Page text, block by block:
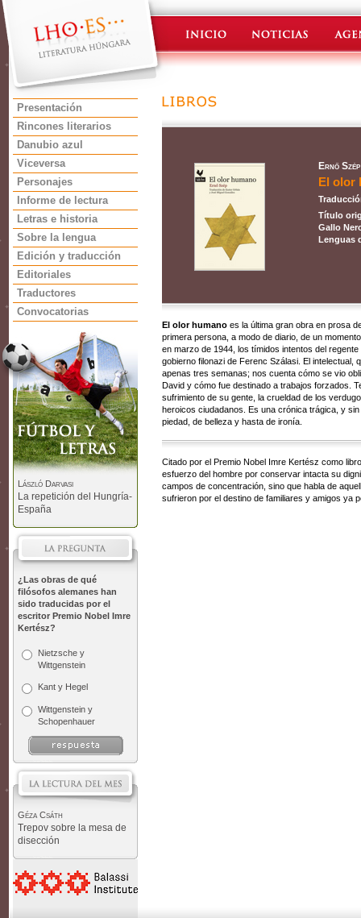
Presentación
Rincones literarios
Danubio azul
Viceversa
Personajes
Informe de lectura
Letras e historia
Sobre la lengua
Edición y traducción
Editoriales
Traductores
Convocatorias
László Darvasi
La repetición del Hungría-
España
¿Las obras de qué
filósofos alemanes han
sido traducidas por el
escritor Premio Nobel Imre
Kertész?
Nietzsche y
Wittgenstein
Kant y Hegel
Wittgenstein y
Schopenhauer
Géza Csáth
Trepov sobre la mesa de
disección
Ernő Szép
El olor
Título
Gallo
Lenguas
El olor humano es la última gran obra en prosa
primera persona, a modo de diario, de un
en marzo de 1944, los tímidos intentos del
gobierno filonazi de Ferenc Szálasi. El
apenas tres semanas; nos cuenta cómo se vio
David y cómo fue destinado a trabajos forzados.
sufrimiento de su gente, la crueldad de los
heroicos ciudadanos. Es una crónica trágica, y
piedad, de belleza y hasta de ironía.
Citado por el Premio Nobel Imre Kertész como
esfuerzo del hombre por conservar intacta su
campos de concentración, sino que habla de
sufrieron por el destino de familiares y amigos ya